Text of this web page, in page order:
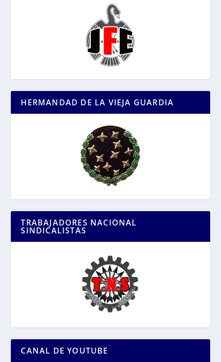
HERMANDAD DE LA VIEJA GUARDIA
TRABAJADORES NACIONAL
SINDICALISTAS
CANAL DE YOUTUBE